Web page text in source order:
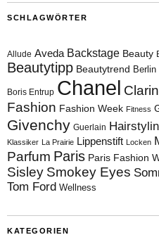
SCHLAGWÖRTER
Allude Aveda Backstage Beauty
Beautytipp Beautytrend
Boris Entrup Chanel
Fashion Fashion Week Fitness
Givenchy Guerlain
Klassiker La Prairie Lippenstift Locken
Parfum Paris Paris Fashion
Sisley Smokey Eyes
Tom Ford Wellness
KATEGORIEN